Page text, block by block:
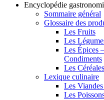
Encyclopédie
Sommaire général
Glossaire des
Les Fruits
Les
Les Épices
Condiments
Les
Lexique culinaire
Les
Les